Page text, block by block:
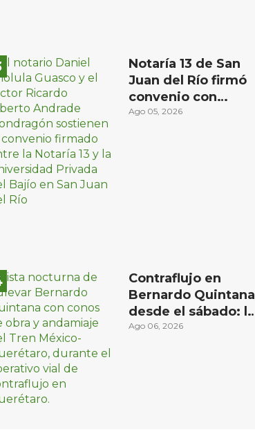
Notaría 13 de San
Juan del Río firmó
convenio con
Universidad Privada
Ago 05, 2026
Contraflujo en
Bernardo Quintana
desde el sábado: la
etapa más compleja
Ago 06, 2026